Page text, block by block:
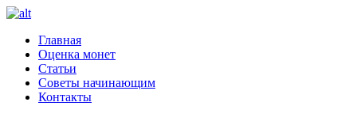
Главная
Оценка монет
Статьи
Советы начинающим
Контакты